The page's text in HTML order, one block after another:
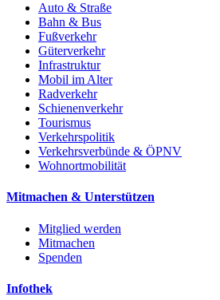
Auto & Straße
Bahn & Bus
Fußverkehr
Güterverkehr
Infrastruktur
Mobil im Alter
Radverkehr
Schienenverkehr
Tourismus
Verkehrspolitik
Verkehrsverbünde & ÖPNV
Wohnortmobilität
Mitmachen & Unterstützen
Mitglied werden
Mitmachen
Spenden
Infothek